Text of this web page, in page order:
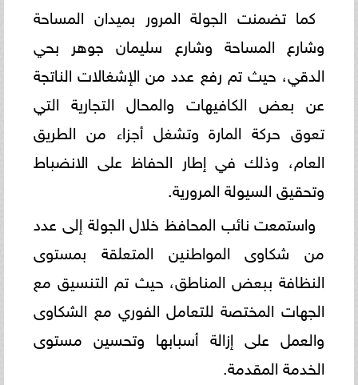
كما تضمنت الجولة المرور بميدان المساحة
وشارع المساحة وشارع سليمان جوهر بحي
الدقي، حيث تم رفع عدد من الإشغالات الناتجة
عن بعض الكافيهات والمحال التجارية التي
تعوق حركة المارة وتشغل أجزاء من الطريق
العام، وذلك في إطار الحفاظ على الانضباط
وتحقيق السيولة المرورية.
واستمعت نائب المحافظ خلال الجولة إلى عدد
من شكاوى المواطنين المتعلقة بمستوى
النظافة ببعض المناطق، حيث تم التنسيق مع
الجهات المختصة للتعامل الفوري مع الشكاوى
والعمل على إزالة أسبابها وتحسين مستوى
الخدمة المقدمة.